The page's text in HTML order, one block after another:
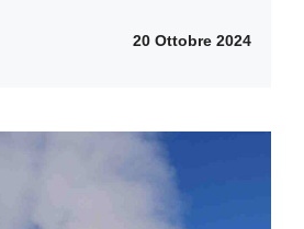
20 Ottobre 2024